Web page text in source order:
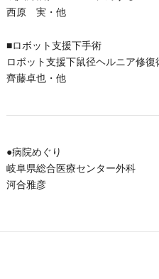
西原 実・他
■ロボット支援下手術
ロボット支援下鼠径ヘルニア修復
齊藤卓也・他
●病院めぐり
岐阜県総合医療センター外科
河合雅彦